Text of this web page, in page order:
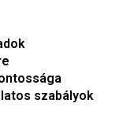
szabályok